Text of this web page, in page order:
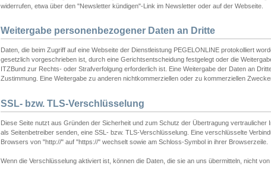
widerrufen, etwa über den "Newsletter kündigen"-Link im Newsletter oder auf der Webseite.
Weitergabe personenbezogener Daten an Dritte
Daten, die beim Zugriff auf eine Webseite der Dienstleistung PEGELONLINE protokolliert
gesetzlich vorgeschrieben ist, durch eine Gerichtsentscheidung festgelegt oder die
ITZBund zur Rechts- oder Strafverfolgung erforderlich ist. Eine Weitergabe der Daten an
Zustimmung. Eine Weitergabe zu anderen nichtkommerziellen oder zu kommerziellen
SSL- bzw. TLS-Verschlüsselung
Diese Seite nutzt aus Gründen der Sicherheit und zum Schutz der Übertragung vertraulicher
als Seitenbetreiber senden, eine SSL- bzw. TLS-Verschlüsselung. Eine verschlüsselte
Browsers von "http://" auf "https://" wechselt sowie am Schloss-Symbol in ihrer Browserzeile.
Wenn die Verschlüsselung aktiviert ist, können die Daten, die sie an uns übermitteln, nicht